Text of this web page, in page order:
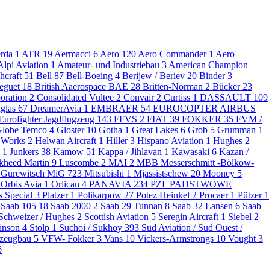
1 ATR 19 Aermacci 6 Aero 120 Aero Commander 1 Aero
Aviation 1 Amateur- und Industriebau 3 American Champion
51 Bell 87 Bell-Boeing 4 Berijew / Beriev 20 Binder3
18 British Aaerospace BAE 28 Britten-Norman 2 Bücker 23
2 Consolidated Vultee 2 Convair 2 Curtiss 1 DASSAULT 109
67 DreamerAvia 1 EMBRAER 54 EUROCOPTER AIRBUS
Jagdflugzeug 143 FFVS 2 FIAT 39 FOKKER 35 FVM /
Temco 4 Gloster 10 Gotha 1 Great Lakes 6 Grob 5 Grumman 1
2 Helwan Aircraft 1 Hiller3 Hispano Aviation 1 Hughes 2
1 Junkers 38 Kamow 51 Kappa / Jihlavan 1 Kawasaki 6 Kazan /
Martin 9 Luscombe 2 MAI 2 MBB Messerschmitt -Bölkow-
MiG 723 Mitsubishi 1 Mjassistschew 20 Mooney 5
Orbis Avia 1 Orlican 4 PANAVIA 234 PZL PADSTWOWE
Special 3 Platzer 1 Polikarpow 27 Potez Heinkel 2 Procaer 1 Pützer 1
Saab 105 18 Saab 2000 2 Saab 29 Tunnan 8 Saab 32 Lansen 6 Saab
/ Hughes 2 Scottish Aviation 5 Seregin Aircraft 1 Siebel 2
4 Stolp 1 Suchoi / Sukhoy 393 Sud Aviation / Sud Ouest /
5 VFW- Fokker3 Vans 10 Vickers-Armstrongs 10 Vought 3